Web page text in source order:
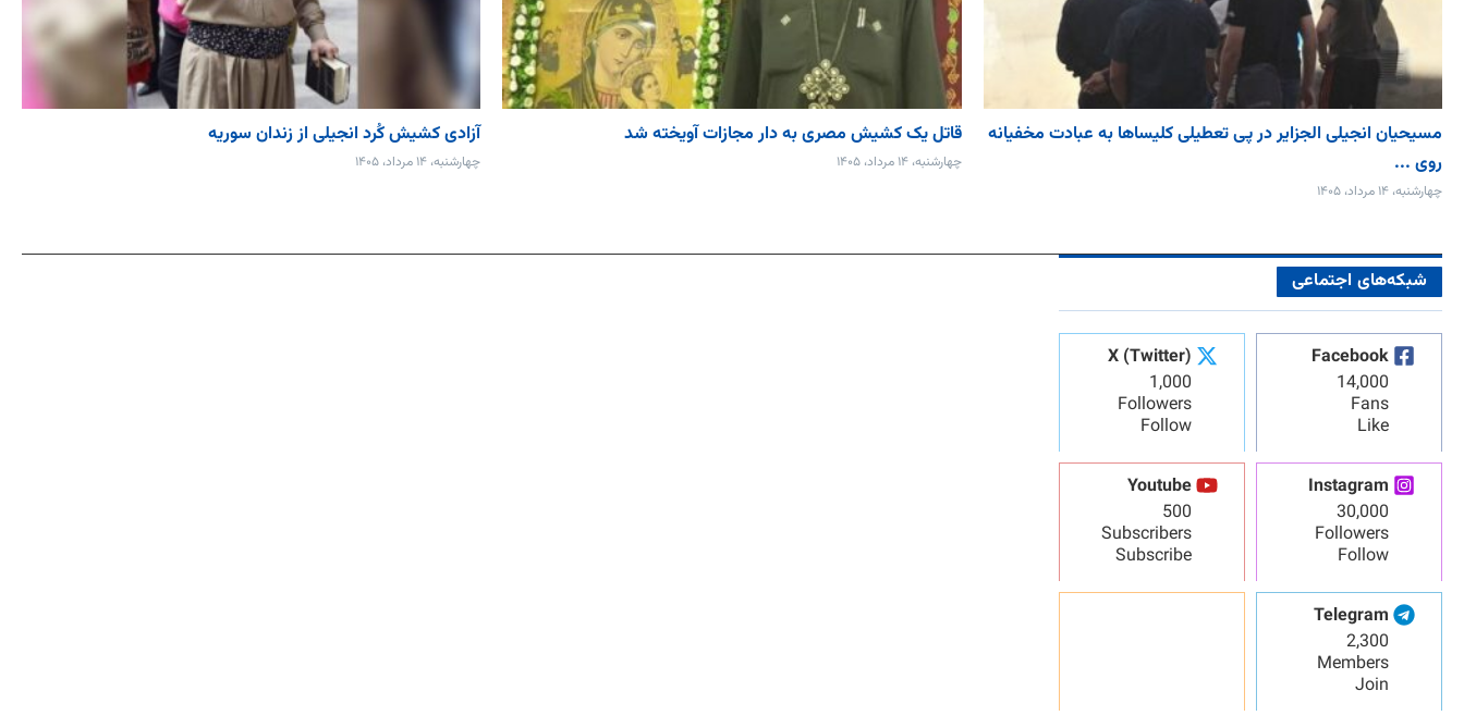
مسیحیان انجیلی الجزایر در پی تعطیلی کلیساها به عبادت مخفیانه
روی ...
چهارشنبه، ۱۴ مرداد، ۱۴۰۵
قاتل یک کشیش مصری به دار مجازات آویخته شد
چهارشنبه، ۱۴ مرداد، ۱۴۰۵
آزادی کشیش کُرد انجیلی از زندان سوریه
چهارشنبه، ۱۴ مرداد، ۱۴۰۵
شبکه‌های اجتماعی
Facebook
14,000
Fans
Like
X (Twitter)
1,000
Followers
Follow
Instagram
30,000
Followers
Follow
Youtube
500
Subscribers
Subscribe
Telegram
2,300
Members
Join